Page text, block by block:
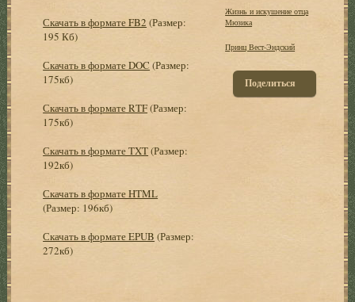
Скачать в формате FB2 (Размер:
195 Кб)
Скачать в формате DOC (Размер:
175кб)
Скачать в формате RTF(Размер:
175кб)
Скачать в формате TXT(Размер:
192кб)
Скачать в формате HTML
(Размер: 196кб)
Скачать в формате EPUB (Размер:
272кб)
Жизнь и искушение отца
Мюзика
Принц Вест-Эндский
Поделиться